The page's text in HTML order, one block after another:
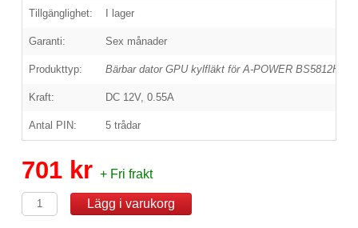
Tillgänglighet: I lager
Garanti: Sex månader
Produkttyp: Bärbar dator GPU kylfläkt för A-POWER BS5812HS-
Kraft: DC 12V, 0.55A
Antal PIN: 5 trådar
701 kr+ Fri frakt